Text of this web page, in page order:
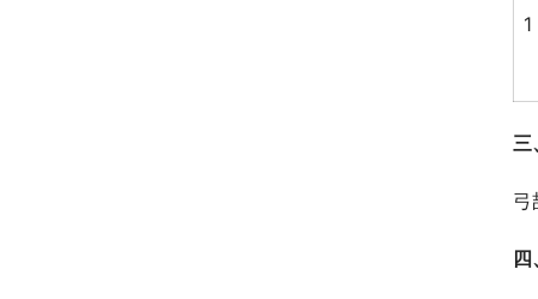
1
三
弓